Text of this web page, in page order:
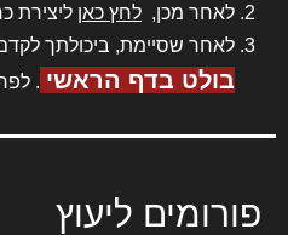
לאחר מכן, לחץ כאן ליצירת
לאחר שסיימת, ביכולתך
בולט בדף הראשי .
פורומים ליעוץ